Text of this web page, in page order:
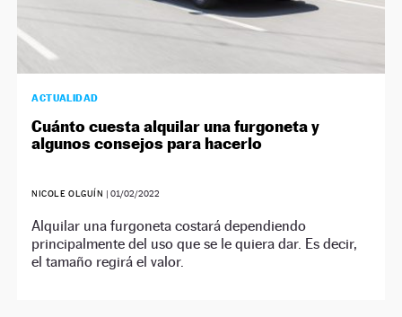
ACTUALIDAD
Cuánto cuesta alquilar una furgoneta y
algunos consejos para hacerlo
NICOLE OLGUÍN | 01/02/2022
Alquilar una furgoneta costará dependiendo
principalmente del uso que se le quiera dar. Es decir,
el tamaño regirá el valor.